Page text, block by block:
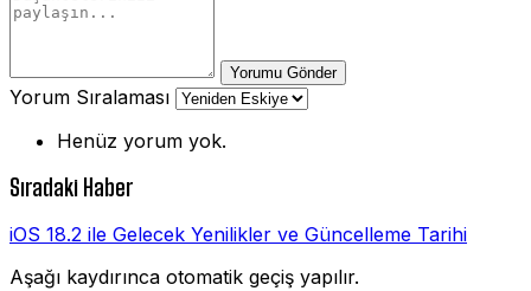
Yorumu Gönder
Yorum Sıralaması
Henüz yorum yok.
Sıradaki Haber
iOS 18.2 ile Gelecek Yenilikler ve Güncelleme Tarihi
Aşağı kaydırınca otomatik geçiş yapılır.